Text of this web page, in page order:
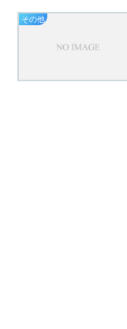
その他